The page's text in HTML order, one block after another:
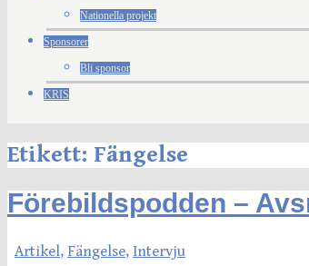
Nationella projekt
Sponsorer
Bli sponsor
KRIS
Etikett: Fängelse
Förebildspodden –
Artikel, Fängelse, Intervju